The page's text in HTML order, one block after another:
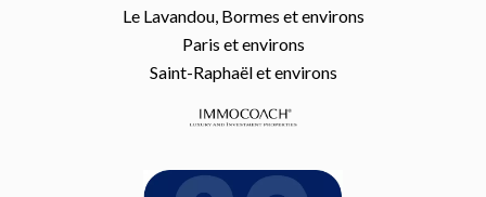
Le Lavandou, Bormes et environs
Paris et environs
Saint-Raphaël et environs